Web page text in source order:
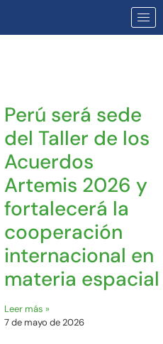
Perú será sede
del Taller de los
Acuerdos
Artemis 2026 y
fortalecerá la
cooperación
internacional en
materia espacial
Leer más »
7 de mayo de 2026